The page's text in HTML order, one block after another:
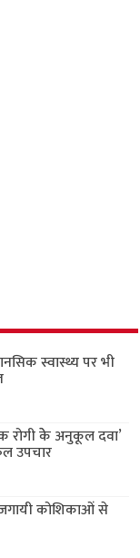
स्वास्थ्य पर भी
रोगी केे अनुकूल दवा’
उपचार
कोशिकाओं से